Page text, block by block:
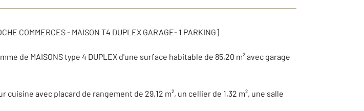
COMMERCES - MAISON T4 DUPLEX GARAGE- 1 PARKING]
de MAISONS type 4 DUPLEX d'une surface habitable de 85,20 m² avec garage
avec placard de rangement de 29,12 m², un cellier de 1,32 m², une salle